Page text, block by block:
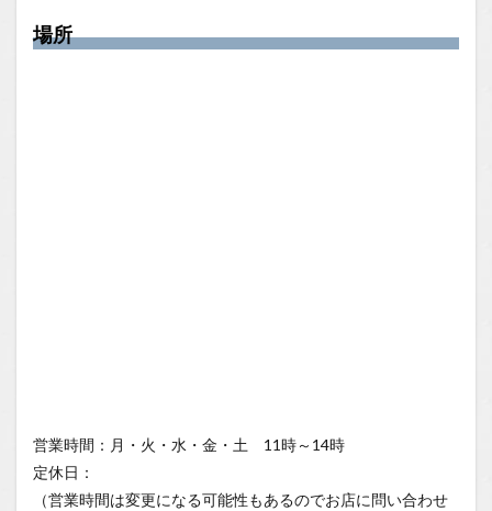
場所
営業時間：月・火・水・金・土 11時～14時
定休日：
（営業時間は変更になる可能性もあるのでお店に問い合わせ